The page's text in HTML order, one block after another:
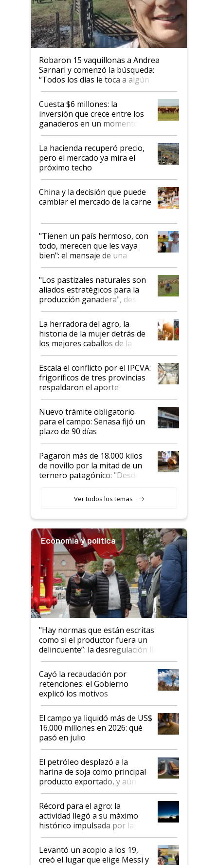
Robaron 15 vaquillonas a Andrea
Sarnari y comenzó la búsqueda:
“Todos los días le toca a algún
productor”
Cuesta $6 millones: la
inversión que crece entre los
ganaderos en un momento
histórico para la actividad
La hacienda recuperó precio,
pero el mercado ya mira el
próximo techo
China y la decisión que puede
cambiar el mercado de la carne
"Tienen un país hermoso, con
todo, merecen que les vaya
bien": el mensaje de una
ganadera uruguaya sobre las
oportunidades que se abren
para el agro en Argentina, con
foco en la carne
"Los pastizales naturales son
aliados estratégicos para la
producción ganadera", destaca
la iniciativa que ya reúne a 46
establecimientos en Argentina
La herradora del agro, la
historia de la mujer detrás de
los mejores caballos de la
Argentina y los mitos que
todavía hacen sufrir a estos
animales: "Mientras me
descalificaban, yo seguí
haciendo currículum"
Escala el conflicto por el IPCVA:
frigoríficos de tres provincias
respaldaron el aporte
obligatorio
Nuevo trámite obligatorio
para el campo: Senasa fijó un
plazo de 90 días
Pagaron más de 18.000 kilos
de novillo por la mitad de un
ternero patagónico: "Desde
llamar la atención"
Ver todos los temas
Economía y política
"Hay normas que están escritas
como si el productor fuera un
delincuente”: la desregulación llegó
al Congreso Aapresid y hasta se
habló del financiamiento al IPCVA
Cayó la recaudación por
retenciones: el Gobierno
explicó los motivos
El campo ya liquidó más de US$
16.000 millones en 2026: qué
pasó en julio
El petróleo desplazó a la
harina de soja como principal
producto exportado, y aún así
el agro aportó casi seis de cada
diez dólares y sostuvo el
liderazgo en un semestre
récord
Récord para el agro: la
actividad llegó a su máximo
histórico impulsada por la
cosecha y las exportaciones
Levantó un acopio a los 19,
creó el lugar que elige Messi y